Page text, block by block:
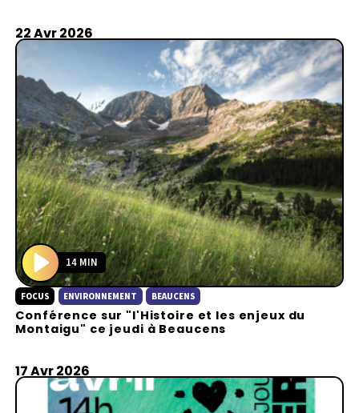
22 Avr 2026
P
l
a
14 MIN
FOCUS ENVIRONNEMENT BEAUCENS
Conférence sur "l'Histoire et les enjeux du
Montaigu" ce jeudi à Beaucens
17 Avr 2026